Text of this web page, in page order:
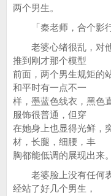
两个男生。
「秦老师，合个影行
老婆心绪很乱，对他
推到刚才那个模型
前面，两个男生规矩的
和平时有一点不一
样，墨蓝色线衣，黑色
服饰很普通，但穿
在她身上也显得光鲜，
材，长腿，细腰，丰
胸都能低调的展现出来。
老婆脸上没有任何表
经站了好几个男生，